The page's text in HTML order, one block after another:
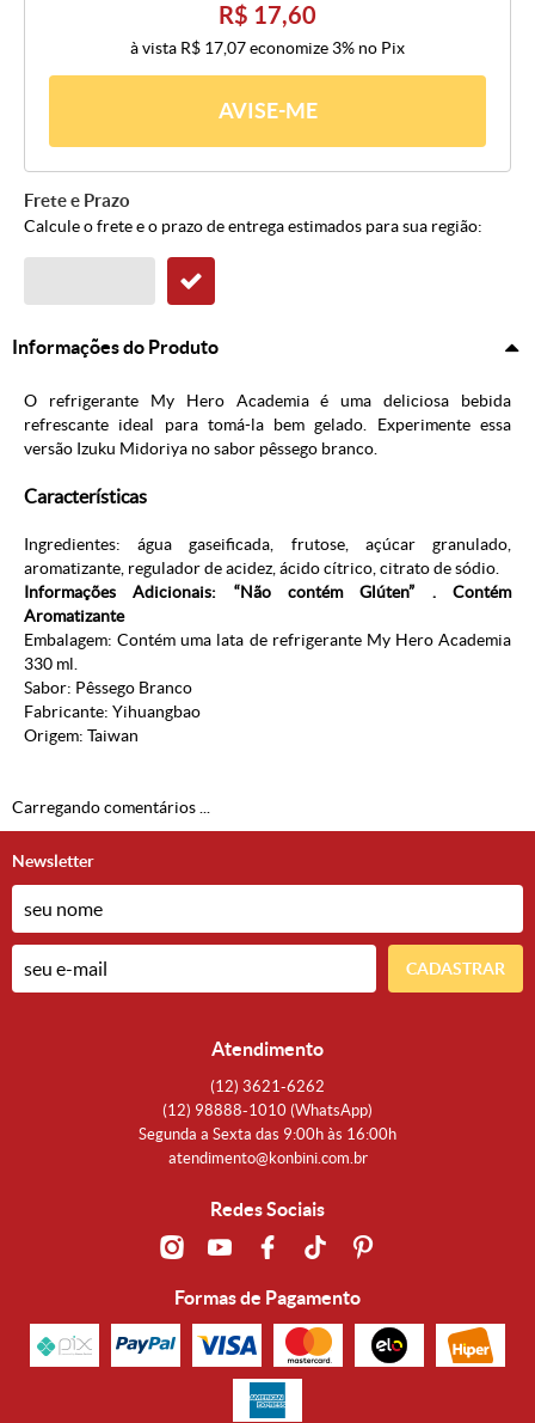
R$ 17,60
à vista R$ 17,07economize 3% no Pix
AVISE-ME
Frete e Prazo
Calcule o frete e o prazo de entrega estimados para sua região:
Informações do Produto
O refrigerante My Hero Academia é uma deliciosa bebida
refrescante ideal para tomá-la bem gelado. Experimente essa
versão Izuku Midoriya no sabor pêssego branco.
Características
Ingredientes: água gaseificada, frutose, açúcar granulado,
aromatizante, regulador de acidez, ácido cítrico, citrato de sódio.
Informações Adicionais: “Não contém Glúten” . Contém
Aromatizante
Embalagem: Contém uma lata de refrigerante My Hero Academia
330 ml.
Sabor: Pêssego Branco
Fabricante: Yihuangbao
Origem: Taiwan
Carregando comentários ...
Newsletter
CADASTRAR
Atendimento
(12) 3621-6262
(12) 98888-1010 (WhatsApp)
Segunda a Sexta das 9:00h às 16:00h
atendimento@konbini.com.br
Redes Sociais
Formas de Pagamento